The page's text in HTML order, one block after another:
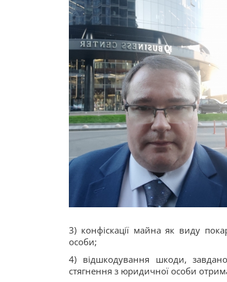
3) конфіскації майна як виду
особи;
4) відшкодування шкоди,
стягнення з юридичної особи